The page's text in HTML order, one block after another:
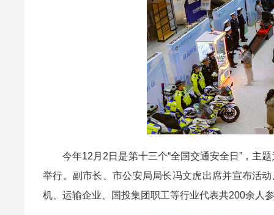
今年12月2日是第十三个“全国交通安全日”，主题
举行。副市长、市公安局局长冯文虎出席并宣布活
机、运输企业、国投集团职工等行业代表共200余人